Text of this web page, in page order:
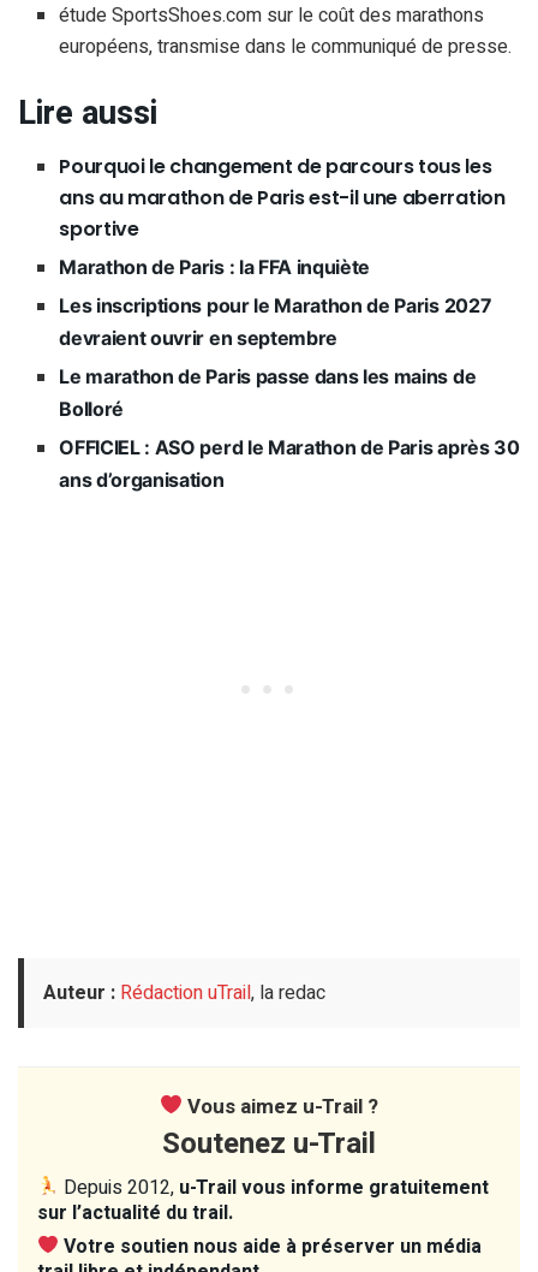
étude SportsShoes.com sur le coût des marathons
européens, transmise dans le communiqué de presse.
Lire aussi
Pourquoi le changement de parcours tous les
ans au marathon de Paris est-il une aberration
sportive
Marathon de Paris : la FFA inquiète
Les inscriptions pour le Marathon de Paris 2027
devraient ouvrir en septembre
Le marathon de Paris passe dans les mains de
Bolloré
OFFICIEL : ASO perd le Marathon de Paris après 30
ans d’organisation
Auteur : Rédaction uTrail, la redac
Vous aimez u-Trail ?
Soutenez u-Trail
Depuis 2012, u-Trail vous informe gratuitement
sur l’actualité du trail.
Votre soutien nous aide à préserver un média